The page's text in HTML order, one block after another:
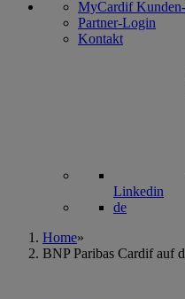
MyCardif
Partner-Login
Kontakt
Linkedin
de
Home»
BNP Paribas Cardif auf